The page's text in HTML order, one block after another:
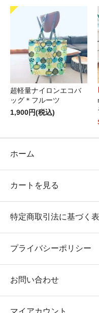
超軽量ナイロンエコバ
ッグ＊フルーツ
1,900円(税込)
ホーム
カートを見る
特定商取引法に基づく
プライバシーポリシー
お問い合わせ
マイアカウント